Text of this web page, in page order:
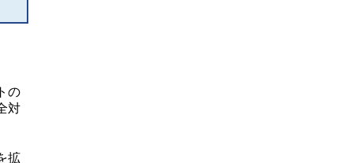
の
対
拡